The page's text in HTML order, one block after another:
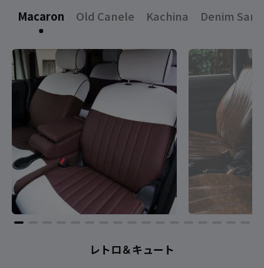
Macaron Old Canele Kachina Denim Sand
レトロ＆キュート